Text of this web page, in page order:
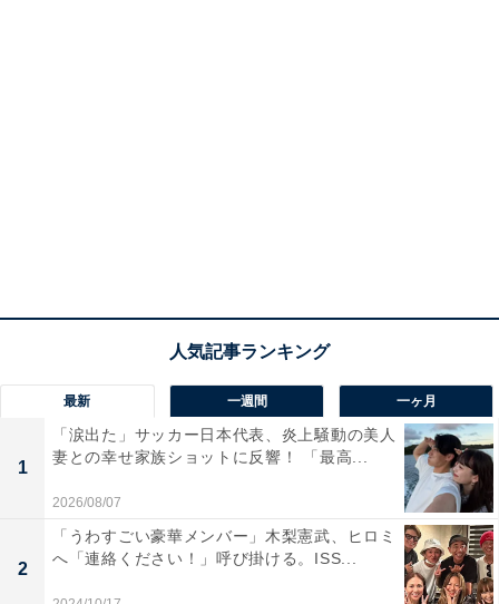
最新 一週間 一ヶ月
1
「涙出た」サッカー日本代表、炎上騒動の美人
妻との幸せ家族ショットに反響！ 「最高...
2026/08/07
2
「うわすごい豪華メンバー」木梨憲武、ヒロミ
へ「連絡ください！」呼び掛ける。ISS...